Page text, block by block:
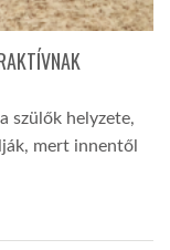
szülők helyzete,
mert innentől